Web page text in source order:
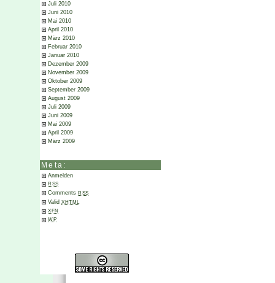
Juli 2010
Juni 2010
Mai 2010
April 2010
März 2010
Februar 2010
Januar 2010
Dezember 2009
November 2009
Oktober 2009
September 2009
August 2009
Juli 2009
Juni 2009
Mai 2009
April 2009
März 2009
Meta:
Anmelden
RSS
Comments RSS
Valid XHTML
XFN
WP